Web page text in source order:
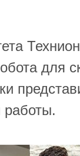
для
работы.